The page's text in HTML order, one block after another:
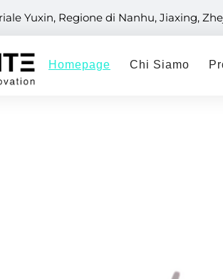
Yuxin, Regione di Nanhu, Jiaxing,
Homepage Chi Siamo